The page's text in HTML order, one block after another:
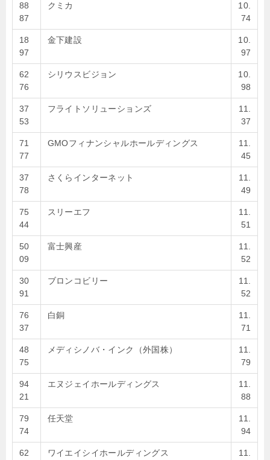
88
87
クミカ
10.
74
18
97
金下建設
10.
97
62
76
シリウスビジョン
10.
98
37
53
フライトソリューションズ
11.
37
71
77
GMOフィナンシャルホールディングス
11.
45
37
78
さくらインターネット
11.
49
75
44
スリーエフ
11.
51
50
09
富士興産
11.
52
30
91
ブロンコビリー
11.
52
76
37
白銅
11.
71
48
75
メディシノバ・インク（外国株）
11.
79
94
21
エヌジェイホールディングス
11.
88
79
74
任天堂
11.
94
62
ワイエイシイホールディングス
11.